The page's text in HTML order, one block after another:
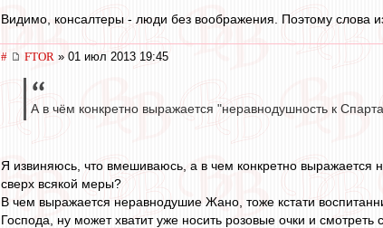
Видимо, консалтеры - люди без воображения. Поэтому слова
# FTOR » 01 июл 2013 19:45
А в чём конкретно выражается "неравнодушность к
Я извиняюсь, что вмешиваюсь, а в чем конкретно выражается
сверх всякой меры?
В чем выражается неравнодушие Жано, тоже кстати
Господа, ну может хватит уже носить розовые очки и